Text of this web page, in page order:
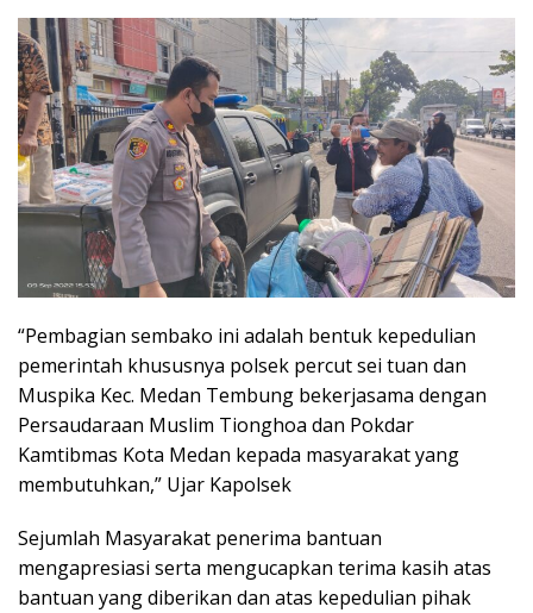
“Pembagian sembako ini adalah bentuk kepedulian
pemerintah khususnya polsek percut sei tuan dan
Muspika Kec. Medan Tembung bekerjasama dengan
Persaudaraan Muslim Tionghoa dan Pokdar
Kamtibmas Kota Medan kepada masyarakat yang
membutuhkan,” Ujar Kapolsek
Sejumlah Masyarakat penerima bantuan
mengapresiasi serta mengucapkan terima kasih atas
bantuan yang diberikan dan atas kepedulian pihak